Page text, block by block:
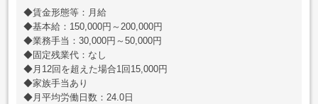
◆賃金形態等：月給
◆基本給：150,000円～200,000円
◆業務手当：30,000円～50,000円
◆固定残業代：なし
◆月12回を超えた場合1回15,000円
◆家族手当あり
◆月平均労働日数：24.0日